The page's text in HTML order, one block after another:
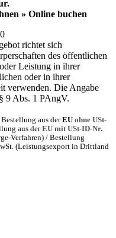
» Online buchen
richtet sich
des öffentlichen
Leistung in ihrer
oder in ihrer
verwenden. Die Angabe
9 Abs. 1 PAngV.
aus derEU ohne USt-
aus derEU mit USt-ID-Nr.
Verfahren) / Bestellung
(Leistungsexport in Drittland